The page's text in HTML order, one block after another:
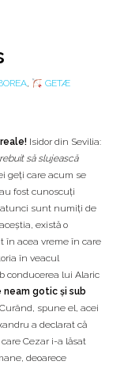
, GETÆ
Isidor din Sevilia:
să slujească
geți care acum se
fost cunoscuți
atunci sunt numiți de
există o
în acea vreme în care
în veacul
conducerea lui Alaric
gotic și sub
spune el, acei
a declarat că
Cezar i-a lăsat
deoarece